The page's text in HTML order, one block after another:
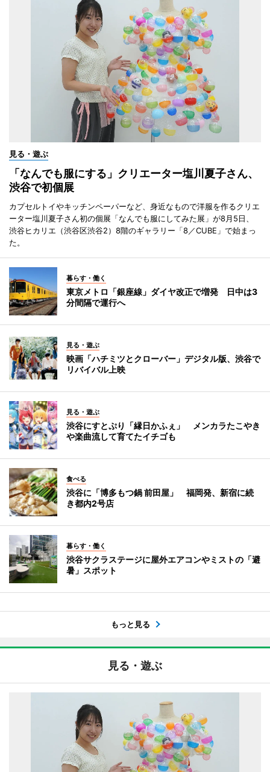
見る・遊ぶ
「なんでも服にする」クリエーター塩川夏子さん、
渋谷で初個展
カプセルトイやキッチンペーパーなど、身近なもので洋服を作るクリエ
ーター塩川夏子さん初の個展「なんでも服にしてみた展」が8月5日、
渋谷ヒカリエ（渋谷区渋谷2）8階のギャラリー「8／CUBE」で始まっ
た。
暮らす・働く
東京メトロ「銀座線」ダイヤ改正で増発 日中は3
分間隔で運行へ
見る・遊ぶ
映画「ハチミツとクローバー」デジタル版、渋谷で
リバイバル上映
見る・遊ぶ
渋谷にすとぷり「縁日かふぇ」 メンカラたこやき
や楽曲流して育てたイチゴも
食べる
渋谷に「博多もつ鍋 前田屋」 福岡発、新宿に続
き都内2号店
暮らす・働く
渋谷サクラステージに屋外エアコンやミストの「避
暑」スポット
もっと見る
見る・遊ぶ